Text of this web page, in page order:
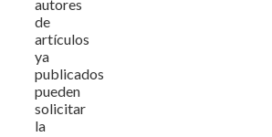
autores
de
artículos
ya
publicados
pueden
solicitar
la